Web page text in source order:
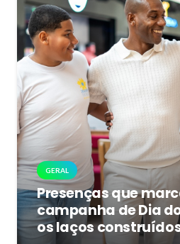
GERAL
Presenças que
campanha de Dia
os laços